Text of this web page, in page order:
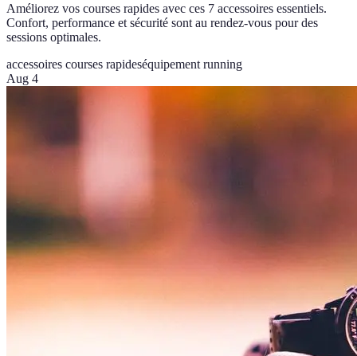
Améliorez vos courses rapides avec ces 7 accessoires essentiels.
Confort, performance et sécurité sont au rendez-vous pour des
sessions optimales.
accessoires courses rapideséquipement running
Aug 4